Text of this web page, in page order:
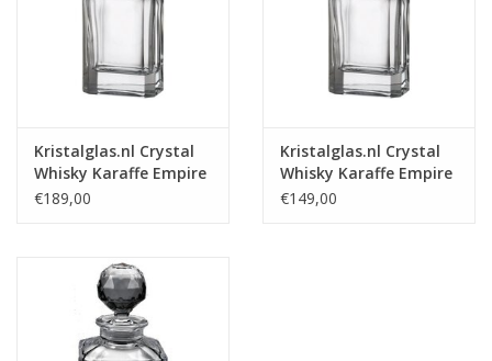
Kristalglas.nl Crystal
Whisky Karaffe Empire
Breed 750ml - In luxe
€189,00
Kristalglas.nl Crystal
Whisky Karaffe Empire
Breed 750ml -
€149,00